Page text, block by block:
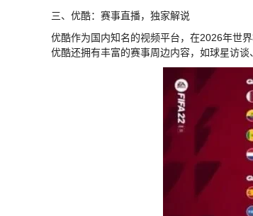
三、优酷：赛事直播，独家解说
优酷作为国内知名的视频平台，在2026年世
优酷还拥有丰富的赛事周边内容，如球星访谈